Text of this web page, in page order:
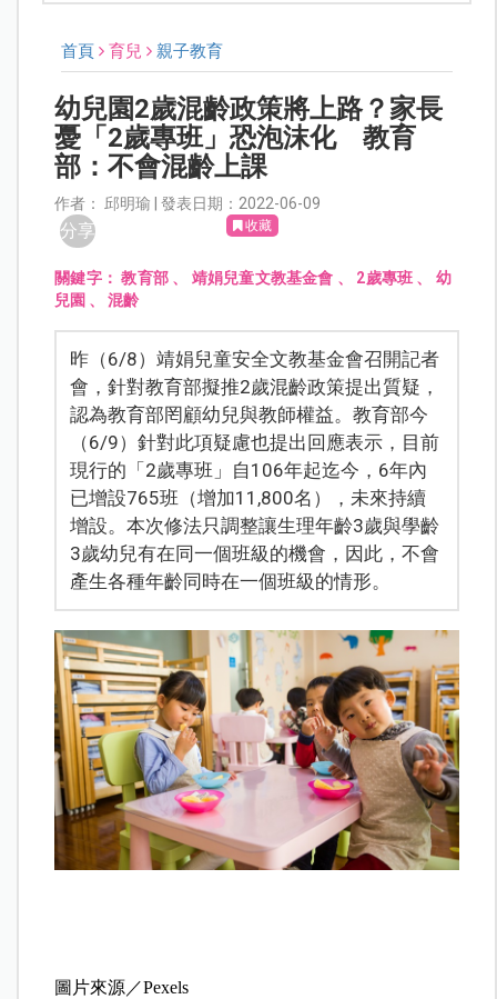
首頁 育兒 親子教育
幼兒園2歲混齡政策將上路？家長
憂「2歲專班」恐泡沫化 教育
部：不會混齡上課
作者： 邱明瑜 | 發表日期：2022-06-09
分享 收藏
關鍵字：教育部、 靖娟兒童文教基金會 、 2歲專班 、 幼
兒園 、混齡
昨（6/8）靖娟兒童安全文教基金會召開記者
會，針對教育部擬推2歲混齡政策提出質疑，
認為教育部罔顧幼兒與教師權益。教育部今
（6/9）針對此項疑慮也提出回應表示，目前
現行的「2歲專班」自106年起迄今，6年內
已增設765班（增加11,800名），未來持續
增設。本次修法只調整讓生理年齡3歲與學齡
3歲幼兒有在同一個班級的機會，因此，不會
產生各種年齡同時在一個班級的情形。
圖片來源／Pexels